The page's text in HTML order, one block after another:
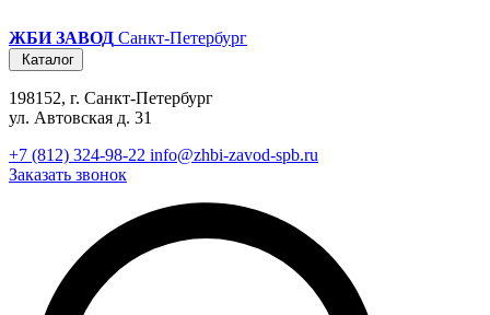
ЖБИ ЗАВОД Санкт-Петербург
Каталог
198152, г. Санкт-Петербург
ул. Автовская д. 31
+7 (812) 324-98-22 info@zhbi-zavod-spb.ru
Заказать звонок